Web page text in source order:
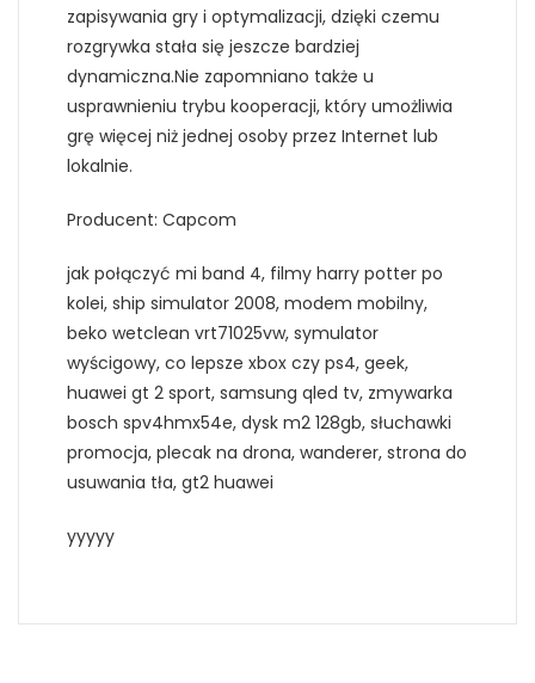
zapisywania gry i optymalizacji, dzięki czemu
rozgrywka stała się jeszcze bardziej
dynamiczna.Nie zapomniano także u
usprawnieniu trybu kooperacji, który umożliwia
grę więcej niż jednej osoby przez Internet lub
lokalnie.
Producent: Capcom
jak połączyć mi band 4, filmy harry potter po
kolei, ship simulator 2008, modem mobilny,
beko wetclean vrt71025vw, symulator
wyścigowy, co lepsze xbox czy ps4, geek,
huawei gt 2 sport, samsung qled tv, zmywarka
bosch spv4hmx54e, dysk m2 128gb, słuchawki
promocja, plecak na drona, wanderer, strona do
usuwania tła, gt2 huawei
yyyyy